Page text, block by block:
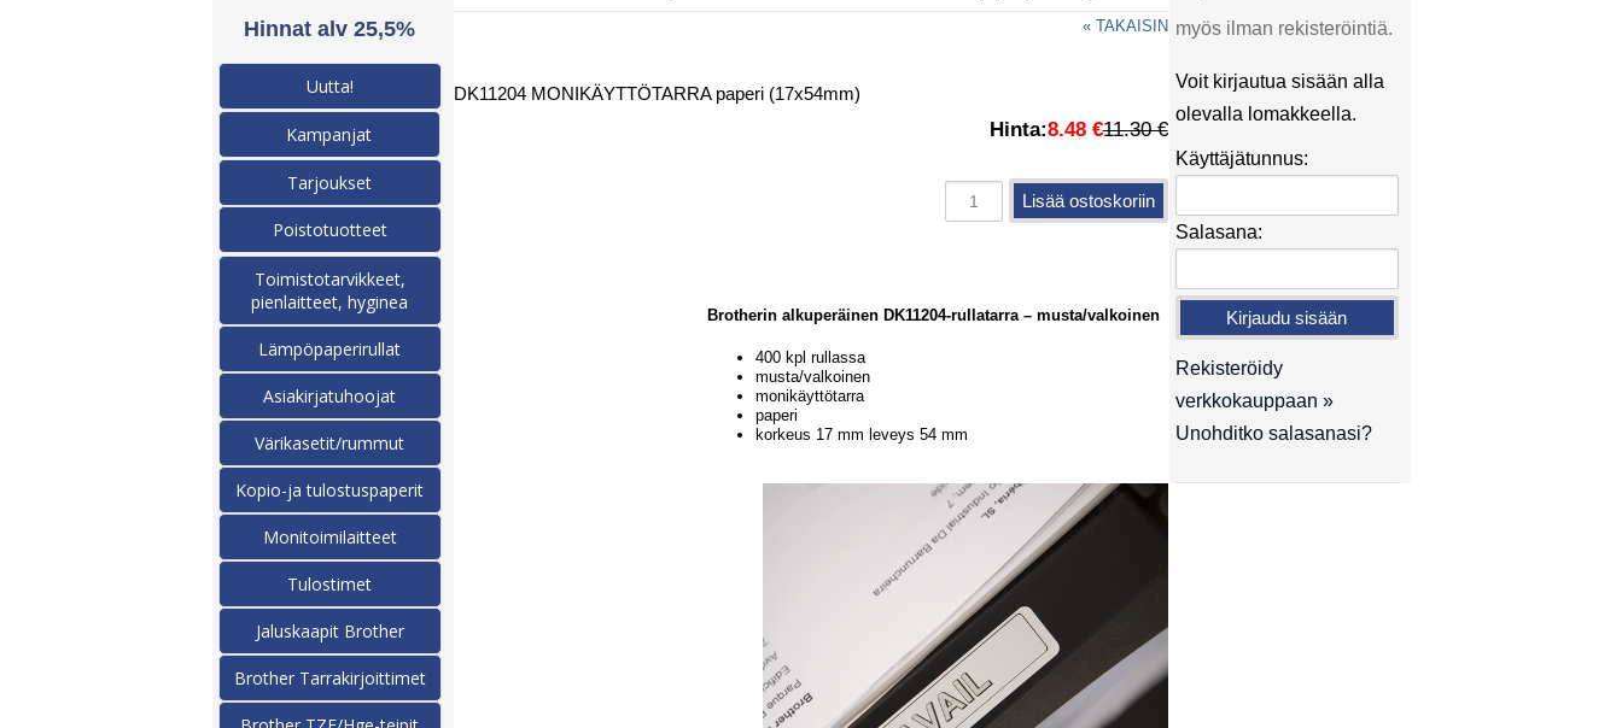
« TAKAISIN
DK11204 MONIKÄYTTÖTARRA paperi (17x54mm)
Hinta:8.48 €11.30 €
Brotherin alkuperäinen DK11204-rullatarra – musta/valkoinen
400 kpl rullassa
musta/valkoinen
monikäyttötarra
paperi
korkeus 17 mm leveys 54 mm
Hinnat alv 25,5%
Uutta!
Kampanjat
Tarjoukset
Poistotuotteet
Toimistotarvikkeet,
pienlaitteet, hyginea
Lämpöpaperirullat
Asiakirjatuhoojat
Värikasetit/rummut
Kopio-ja tulostuspaperit
Monitoimilaitteet
Tulostimet
Jaluskaapit Brother
Brother Tarrakirjoittimet
myös ilman rekisteröintiä.
Voit kirjautua sisään alla
olevalla lomakkeella.
Käyttäjätunnus:
Salasana:
Rekisteröidy
verkkokauppaan »
Unohditko salasanasi?